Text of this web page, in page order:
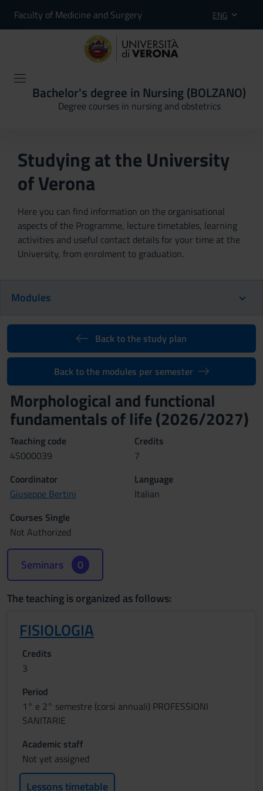
Faculty of Medicine and Surgery ENG
Bachelor's degree in Nursing (BOLZANO)
Degree courses in nursing and obstetrics
Studying at the University
of Verona
Here you can find information on the organisational
aspects of the Programme, lecture timetables, learning
activities and useful contact details for your time at the
University, from enrolment to graduation.
Modules
Back to the study plan
Back to the modules per semester
Morphological and functional
fundamentals of life (2026/2027)
Teaching code
4S000039
Credits
7
Coordinator
Giuseppe Bertini
Language
Italian
Courses Single
Not Authorized
Seminars 0
The teaching is organized as follows:
FISIOLOGIA
Credits
3
Period
1° e 2° semestre (corsi annuali) PROFESSIONI
SANITARIE
Academic staff
Not yet assigned
Lessons timetable